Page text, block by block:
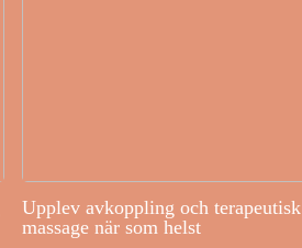
Upplev avkoppling och terapeutisk
massage när som helst